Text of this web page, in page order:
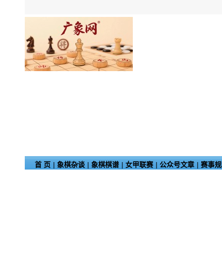
首 页 | 象棋杂谈 | 象棋棋谱 | 女甲联赛 | 公众号文章 | 赛事